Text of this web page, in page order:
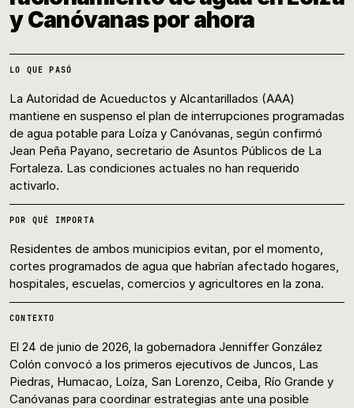
y Canóvanas por ahora
LO QUE PASÓ
La Autoridad de Acueductos y Alcantarillados (AAA)
mantiene en suspenso el plan de interrupciones programadas
de agua potable para Loíza y Canóvanas, según confirmó
Jean Peña Payano, secretario de Asuntos Públicos de La
Fortaleza. Las condiciones actuales no han requerido
activarlo.
POR QUÉ IMPORTA
Residentes de ambos municipios evitan, por el momento,
cortes programados de agua que habrían afectado hogares,
hospitales, escuelas, comercios y agricultores en la zona.
CONTEXTO
El 24 de junio de 2026, la gobernadora Jenniffer González
Colón convocó a los primeros ejecutivos de Juncos, Las
Piedras, Humacao, Loíza, San Lorenzo, Ceiba, Río Grande y
Canóvanas para coordinar estrategias ante una posible